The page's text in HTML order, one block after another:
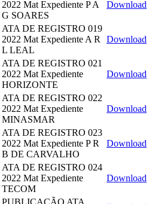
2022 Mat Expediente P A
G SOARES
Download
ATA DE REGISTRO 019
2022 Mat Expediente A R
L LEAL
Download
ATA DE REGISTRO 021
2022 Mat Expediente
HORIZONTE
Download
ATA DE REGISTRO 022
2022 Mat Expediente
MINASMAR
Download
ATA DE REGISTRO 023
2022 Mat Expediente P R
B DE CARVALHO
Download
ATA DE REGISTRO 024
2022 Mat Expediente
TECOM
Download